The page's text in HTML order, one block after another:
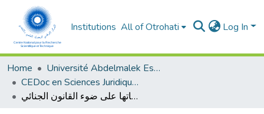
Institutions All of Otrohati Log In
Home
Université Abdelmalek Essaâdi - Tétouan
CEDoc en Sciences Juridiques, Economiques, Sociales et de Gestion (CED - SJESG)
الضمانات القانونية لممارسة مهنة الصحافة ومعيقاتها على ضوء القانون الجنائي